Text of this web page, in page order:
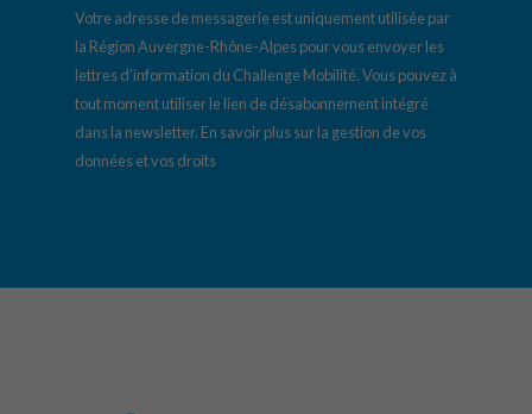
Votre adresse de messagerie est uniquement utilisée par
la Région Auvergne-Rhône-Alpes pour vous envoyer les
lettres d’information du Challenge Mobilité. Vous pouvez à
tout moment utiliser le lien de désabonnement intégré
dans la newsletter. En savoir plus sur la gestion de vos
données et vos droits